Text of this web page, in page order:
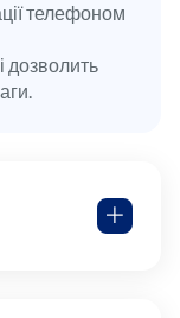
телефоном
дозволить